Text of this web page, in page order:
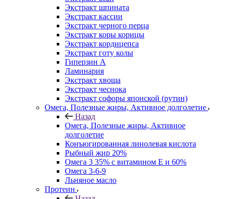
Экстракт шпината
Экстракт кассии
Экстракт черного перца
Экстракт коры корицы
Экстракт кордицепса
Экстракт готу колы
Гиперзин А
Ламинария
Экстракт хвоща
Экстракт чеснока
Экстракт софоры японской (рутин)
Омега, Полезные жиры, Активное долголетие
Назад
Омега, Полезные жиры, Активное
долголетие
Конъюгированная линолевая кислота
Рыбный жир 20%
Омега 3 35% с витамином Е и 60%
Омега 3-6-9
Льняное масло
Протеин